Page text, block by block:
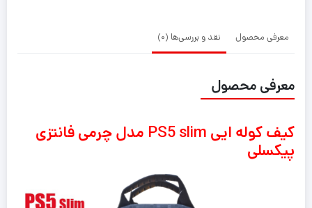
معرفی محصول نقد و بررسی‌ها (0)
معرفی محصول
کیف کوله ایی PS5 slim مدل چرمی فانتزی
پیکسلی